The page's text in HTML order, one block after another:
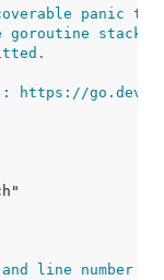
line number